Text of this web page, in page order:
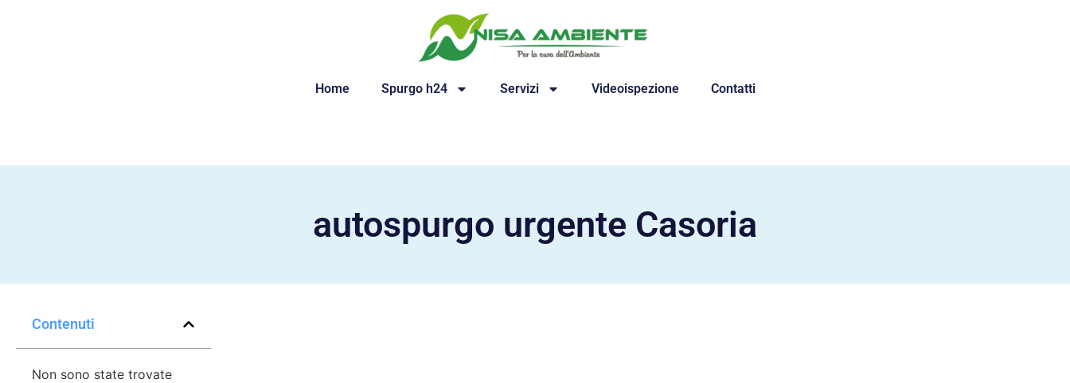
Home Spurgo h24 Servizi Videoispezione Contatti
autospurgo urgente Casoria
Contenuti
Non sono state trovate